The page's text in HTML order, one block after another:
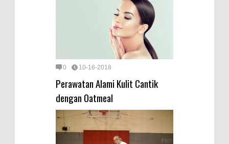
0 10-16-2018
Perawatan Alami Kulit Cantik
dengan Oatmeal